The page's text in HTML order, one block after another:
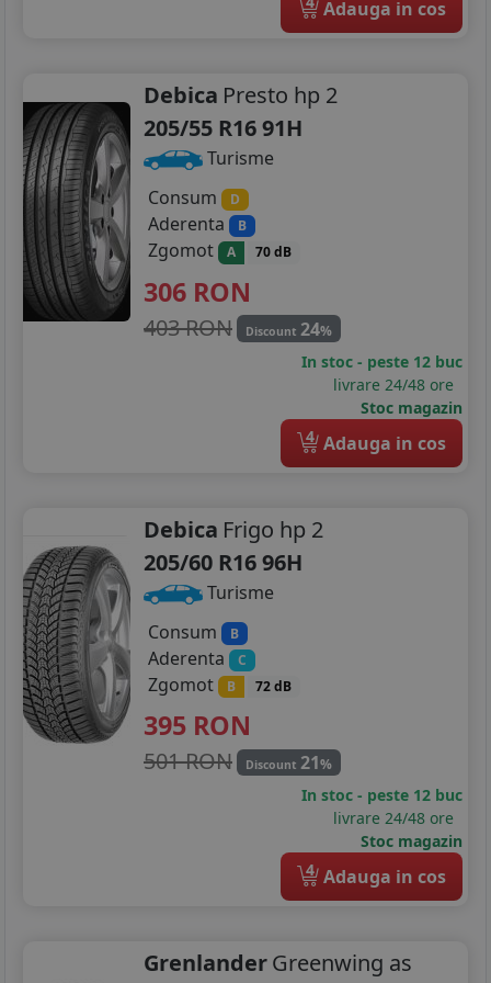
275/60R18
285/60R18
235/40R19
285/50R20
Adauga in cos
Debica Presto hp 2
205/55 R16 91H
Turisme
Consum
D
Aderenta B
Zgomot A 70 dB
306 RON
403 RON Discount 24%
In stoc - peste 12 buc
livrare 24/48 ore
Stoc magazin
4 Adauga in cos
Debica Frigo hp 2
205/60 R16 96H
Turisme
Consum
B
Aderenta C
Zgomot B 72 dB
395 RON
501 RON Discount 21%
In stoc - peste 12 buc
livrare 24/48 ore
Stoc magazin
4 Adauga in cos
GrenlanderGreenwing as